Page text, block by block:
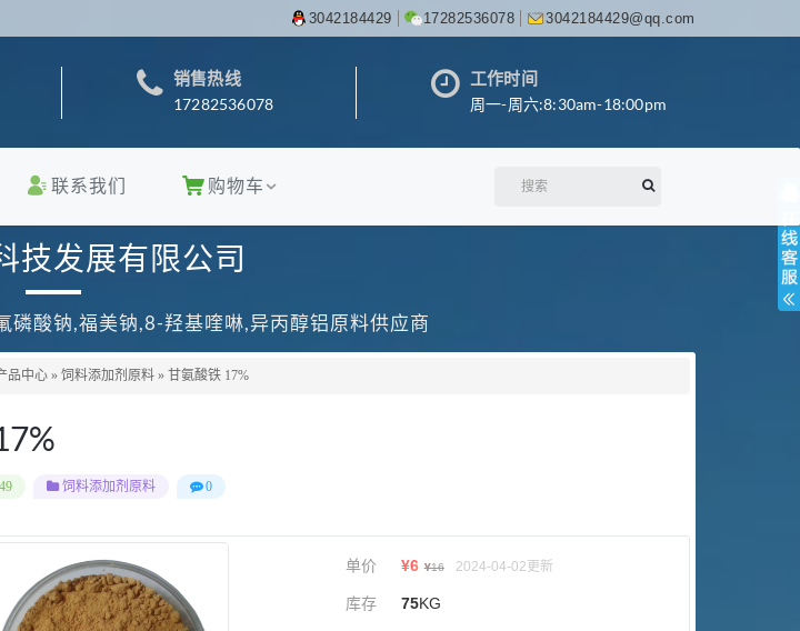
3042184429 17282536078 3042184429@qq.com
销售热线
17282536078
工作时间
周一-周六:8:30am-18:00pm
联系我们 购物车
技发展有限公司
磷酸钠,福美钠,8-羟基喹啉,异丙醇铝原料供应商
品中心 » 饲料添加剂原料 » 甘氨酸铁 17%
饲料添加剂原料 0
单价 ¥6 ¥16 2024-04-02更新
库存 75KG